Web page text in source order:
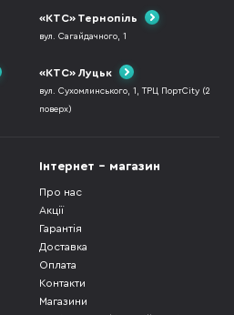
«КТС» Тернопіль
вул. Сагайдачного, 1
«КТС» Луцьк
вул. Сухомлинського, 1, ТРЦ ПортCity (2
поверх)
Інтернет - магазин
Про нас
Акції
Гарантія
Доставка
Оплата
Контакти
Магазини